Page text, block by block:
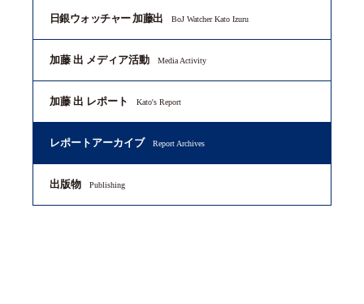
日銀ウォッチャー 加藤出 BoJ Watcher Kato Izuru
加藤 出 メディア活動 Media Activity
加藤 出 レポート Kato's Report
レポートアーカイブ Report Archives
出版物 Publishing